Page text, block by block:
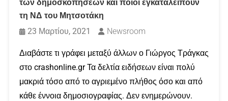
των δημοσκοπήσεων και ποιοι εγκαταλείπουν
τη ΝΔ του Μητσοτάκη
23 Μαρτίου, 2021
Newsroom
Διαβάστε τι γράφει μεταξύ άλλων ο Γιώργος Τράγκας
στο crashonline.gr Τα δελτία ειδήσεων είναι πολύ
μακριά τόσο από το αγριεμένο πλήθος όσο και από
κάθε έννοια δημοσιογραφίας. Δεν ενημερώνουν.